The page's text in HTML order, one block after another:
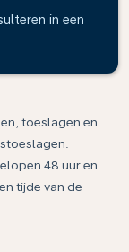
in een
toeslagen en
48 uur en
tijde van de